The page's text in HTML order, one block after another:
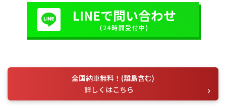
LINEで問い合わせ
(24時間受付中)
全国納車無料！(離島含む)
詳しくはこちら